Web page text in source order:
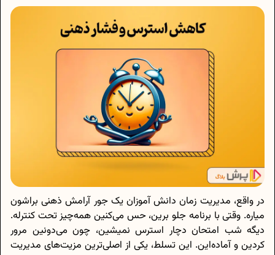
در واقع، مدیریت زمان دانش آموزان یک جور آرامش ذهنی براشون
میاره. وقتی با برنامه جلو برین، حس می‌کنین همه‌چیز تحت کنترله.
دیگه شب امتحان دچار استرس نمیشین، چون می‌دونین مرور
کردین و آماده‌این. این تسلط، یکی از اصلی‌ترین مزیت‌های مدیریت